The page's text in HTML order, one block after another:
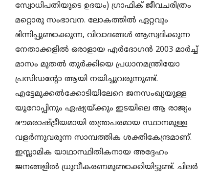
സ്വോധിപതിയുടെ ഉദയം) ഗ്രാഫിക്‌ ജീവചരിത്രം
മറ്റൊരു സംഭാവന. ലോകത്തിൽ ഏറ്റവും
ഭിന്നിപ്പുണ്ടാക്കുന്ന, വിവാദങ്ങൾ ആസ്വദിക്കുന്ന
നേതാക്കളിൽ ഒരാളായ എർദോഗൻ 2003 മാർച്ച്‌
മാസം മുതൽ തുർക്കിയെ പ്രധാനമന്ത്രിയോ
പ്രസിഡന്റോ ആയി നയിച്ചുവരുന്നുണ്ട്‌.
എട്ടേമുക്കൽക്കോടിയിലേറെ ജനസംഖ്യയുള്ള
യൂറോപ്പിനും ഏഷ്യയ്ക്കും ഇടയിലെ ആ രാജ്യം
ഭൗമരാഷ്ട്രീയമായി തന്ത്രപരമായ സ്ഥാനമുള്ള
വളർന്നുവരുന്ന സാമ്പത്തിക ശക്തികേന്ദ്രമാണ്.
ഇസ്ലാമിക യാഥാസ്ഥിതികനായ അദ്ദേഹം
ജനങ്ങളിൽ ധ്രുവീകരണമുണ്ടാക്കിയിട്ടുണ്ട്. ചിലർ